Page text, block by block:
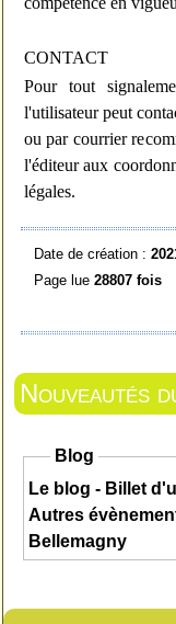
CONTACT
Pour tout
l'utilisateur peut
ou par courrier
l'éditeur aux
légales.
Date de création :
Page lue 28807 fois
Nouveautés
Blog
Le blog - Billet
Autres
Bellemagny